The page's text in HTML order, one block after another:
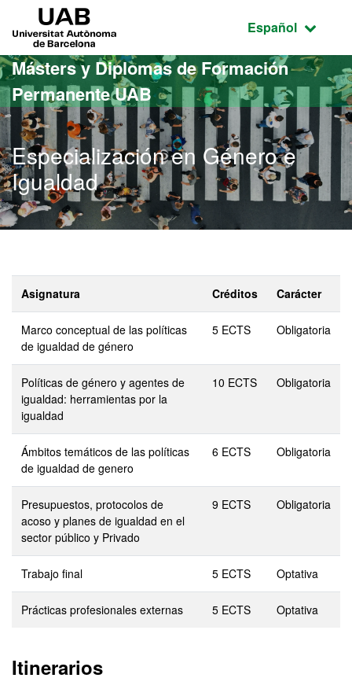
Acceso al contenido principal
Acceso a la navegación de la página
Idioma
Español
Másters y Diplomas de Formación
Permanente UAB
Especialización en Género e
Igualdad
Asignatura Créditos Carácter
Marco conceptual de las políticas
de igualdad de género
5 ECTS Obligatoria
Políticas de género y agentes de
igualdad: herramientas por la
igualdad
10 ECTS Obligatoria
Ámbitos temáticos de las políticas
de igualdad de genero
6 ECTS Obligatoria
Presupuestos, protocolos de
acoso y planes de igualdad en el
sector público y Privado
9 ECTS Obligatoria
Trabajo final 5 ECTS Optativa
Prácticas profesionales externas 5 ECTS Optativa
Itinerarios